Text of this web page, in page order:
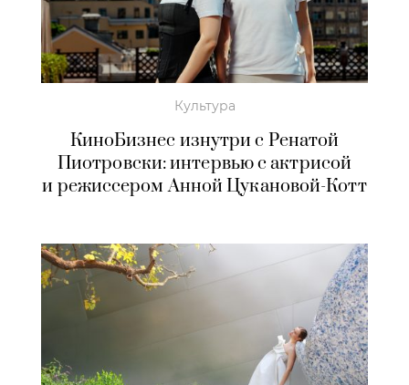
Культура
КиноБизнес изнутри с Ренатой
Пиотровски: интервью с актрисой
и режиссером Анной Цукановой-Котт